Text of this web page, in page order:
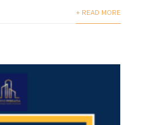
+ READ MORE